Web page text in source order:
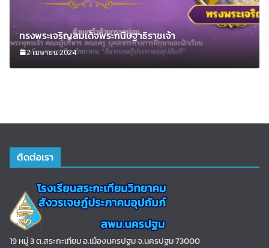
ทรงพระเจริญสมเด็จพระกนิษฐาธิราชเจ้า
2 เมษายน 2024
ติดต่อเรา
19 หมู่ 3 ต.สระกะเทียม อ.เมืองนครปฐม จ.นครปฐม 73000